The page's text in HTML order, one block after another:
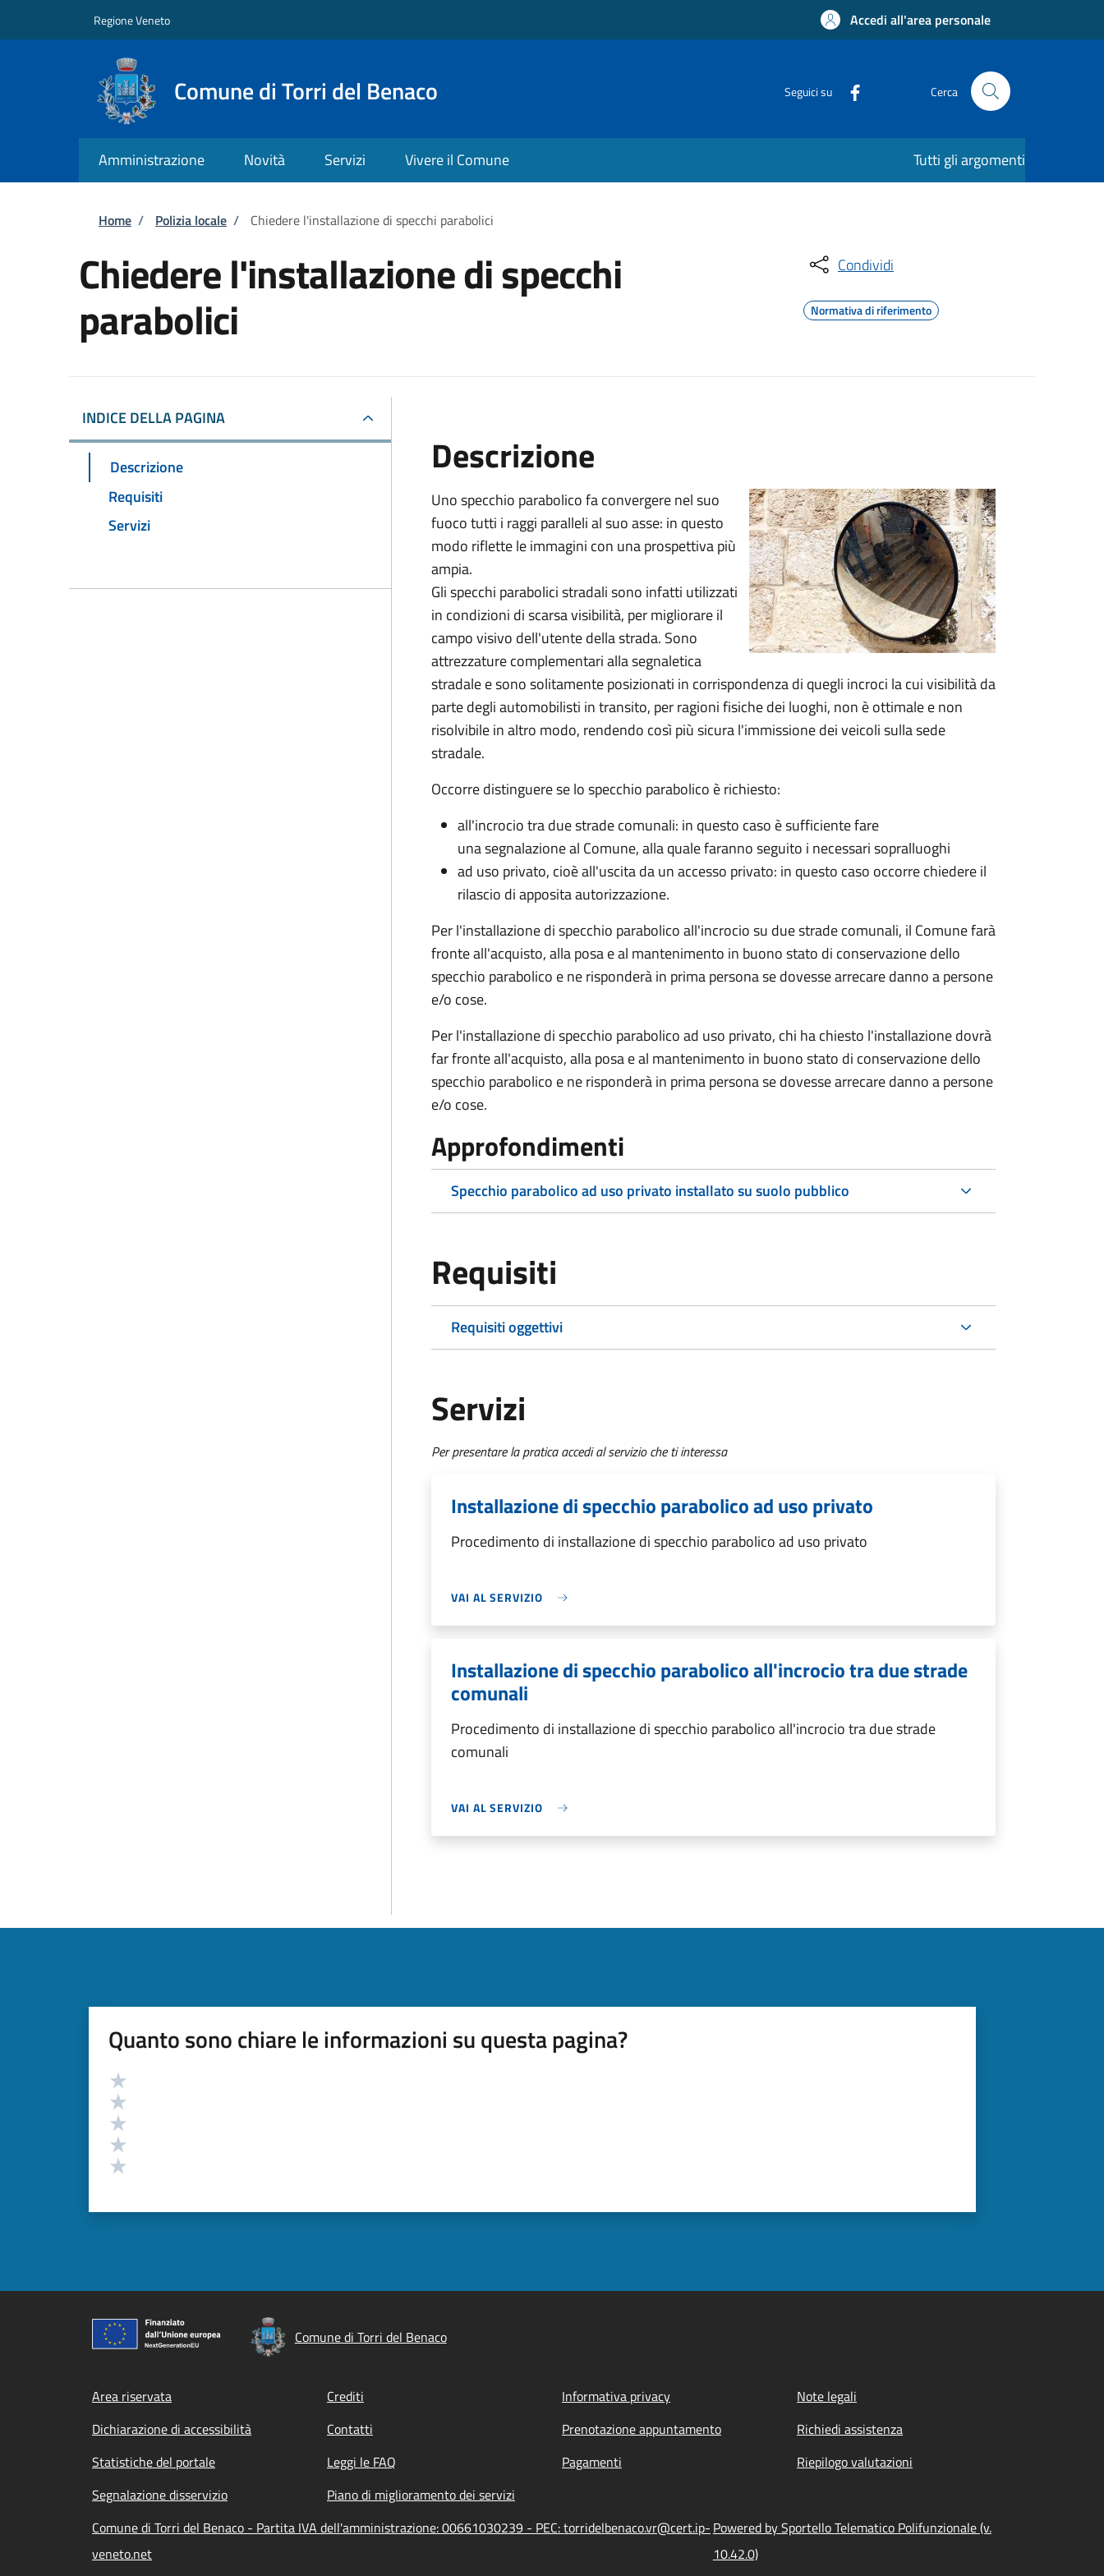
Regione Veneto Accedi all'area personale
Comune di Torri del Benaco Seguici su Cerca
Amministrazione Novità Servizi Vivere il Comune Tutti gli argomenti
Briciole di pane
Home / Polizia locale / Chiedere l'installazione di specchi parabolici
Chiedere l'installazione di specchi
parabolici
Condividi
Normativa di riferimento
INDICE DELLA PAGINA
Descrizione
Requisiti
Servizi
Descrizione
Uno specchio parabolico fa convergere nel suo
fuoco tutti i raggi paralleli al suo asse: in questo
modo riflette le immagini con una prospettiva più
ampia.
Gli specchi parabolici stradali sono infatti utilizzati
in condizioni di scarsa visibilità, per migliorare il
campo visivo dell'utente della strada. Sono
attrezzature complementari alla segnaletica
stradale e sono solitamente posizionati in corrispondenza di quegli incroci la cui visibilità da
parte degli automobilisti in transito, per ragioni fisiche dei luoghi, non è ottimale e non
risolvibile in altro modo, rendendo così più sicura l'immissione dei veicoli sulla sede
stradale.
Occorre distinguere se lo specchio parabolico è richiesto:
all'incrocio tra due strade comunali: in questo caso è sufficiente fare
una segnalazione al Comune, alla quale faranno seguito i necessari sopralluoghi
ad uso privato, cioè all'uscita da un accesso privato: in questo caso occorre chiedere il
rilascio di apposita autorizzazione.
Per l'installazione di specchio parabolico all'incrocio su due strade comunali, il Comune farà
fronte all'acquisto, alla posa e al mantenimento in buono stato di conservazione dello
specchio parabolico e ne risponderà in prima persona se dovesse arrecare danno a persone
e/o cose.
Per l'installazione di specchio parabolico ad uso privato, chi ha chiesto l'installazione dovrà
far fronte all'acquisto, alla posa e al mantenimento in buono stato di conservazione dello
specchio parabolico e ne risponderà in prima persona se dovesse arrecare danno a persone
e/o cose.
Approfondimenti
Specchio parabolico ad uso privato installato su suolo pubblico
Requisiti
Requisiti oggettivi
Servizi
Per presentare la pratica accedi al servizio che ti interessa
Installazione di specchio parabolico ad uso privato
Procedimento di installazione di specchio parabolico ad uso privato
VAI AL SERVIZIO
Installazione di specchio parabolico all'incrocio tra due strade
comunali
Procedimento di installazione di specchio parabolico all'incrocio tra due strade
comunali
VAI AL SERVIZIO
Quanto sono chiare le informazioni su questa pagina?
Valutazione
Comune di Torri del Benaco
Footer menu
Area riservata Crediti Informativa privacy
Note legali
Dichiarazione di accessibilità
Contatti Prenotazione appuntamento
Richiedi assistenza
Statistiche del portale
Leggi le FAQ Pagamenti
Riepilogo valutazioni
Segnalazione disservizio
Piano di miglioramento dei servizi
Comune di Torri del Benaco - Partita IVA dell'amministrazione: 00661030239 - PEC: torridelbenaco.vr@cert.ip-
veneto.net
Powered by Sportello Telematico Polifunzionale (v.
10.42.0)